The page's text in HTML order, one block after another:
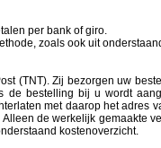
per bank of giro.
zoals ook uit
(TNT). Zij bezorgen uw
de bestelling bij u wordt
met daarop het adres
de werkelijk gemaakte
kostenoverzicht.